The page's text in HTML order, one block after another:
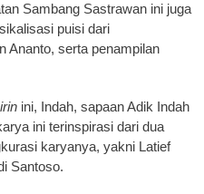
Sambang Sastrawan ini juga
puisi dari
Ananto, serta penampilan
ini, Indah, sapaan Adik Indah
ini terinspirasi dari dua
karyanya, yakni Latief
Santoso.